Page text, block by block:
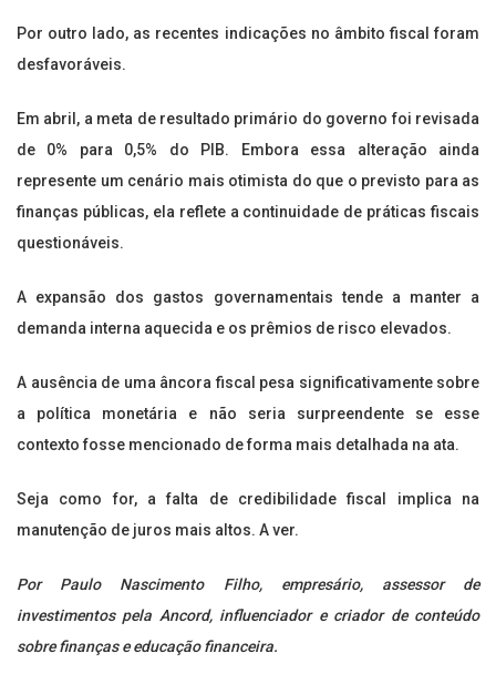
Por outro lado, as recentes indicações no âmbito fiscal foram
desfavoráveis.
Em abril, a meta de resultado primário do governo foi revisada
de 0% para 0,5% do PIB. Embora essa alteração ainda
represente um cenário mais otimista do que o previsto para as
finanças públicas, ela reflete a continuidade de práticas fiscais
questionáveis.
A expansão dos gastos governamentais tende a manter a
demanda interna aquecida e os prêmios de risco elevados.
A ausência de uma âncora fiscal pesa significativamente sobre
a política monetária e não seria surpreendente se esse
contexto fosse mencionado de forma mais detalhada na ata.
Seja como for, a falta de credibilidade fiscal implica na
manutenção de juros mais altos. A ver.
Por Paulo Nascimento Filho, empresário, assessor de
investimentos pela Ancord, influenciador e criador de conteúdo
sobre finanças e educação financeira.